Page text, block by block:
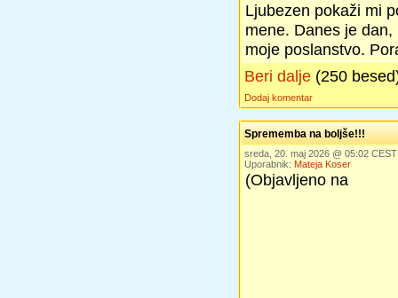
Ljubezen pokaži mi
mene. Danes je
moje poslanstvo.
Beri dalje (250
Dodaj komentar
Sprememba na boljše!!!
sreda, 20. maj 2026 @ 05:02 CEST
Uporabnik: Mateja Koser
(Objavljeno na